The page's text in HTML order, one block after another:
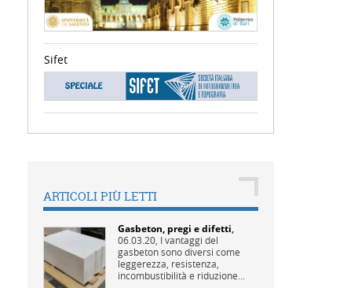
Sifet
ARTICOLI PIÙ LETTI
Gasbeton, pregi e difetti,
06.03.20, I vantaggi del
gasbeton sono diversi come
leggerezza, resistenza,
incombustibilità e riduzione...